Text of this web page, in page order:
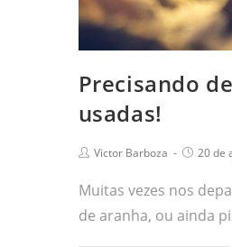
Precisando
usadas!
Victor Barboza 20 de
Muitas vezes nos
de aranha, ou ainda